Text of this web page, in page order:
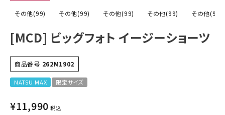
その他(99) その他(99) その他(99) その他(99) その他(99)
[MCD] ビッグフォト イージーショーツ
商品番号 262M1902
NATSU MAX 限定サイズ
¥11,990 税込